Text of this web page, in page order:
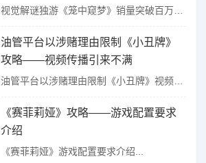
已开启
视觉解谜独游《笼中窥梦》销量突破百万，史低限时折扣活动现已开启...
油管平台以涉赌理由限制《小丑牌》
攻略——视频传播引来不满
《赛菲莉娅》攻略——游戏配置要求
介绍
《赛菲莉娅》游戏配置要求介绍...